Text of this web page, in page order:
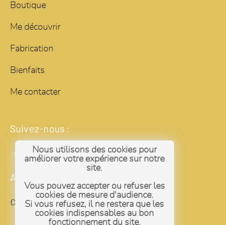
Nous utilisons des cookies pour
améliorer votre expérience sur notre
site.
Vous pouvez accepter ou refuser les
cookies de mesure d'audience.
Si vous refusez, il ne restera que les
cookies indispensables au bon
fonctionnement du site.
Boutique
Me découvrir
Fabrication
Bienfaits
Me contacter
Suivez-nous :
Administrateur
Connexion